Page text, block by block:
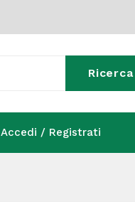
Ricerca
Accedi / Registrati